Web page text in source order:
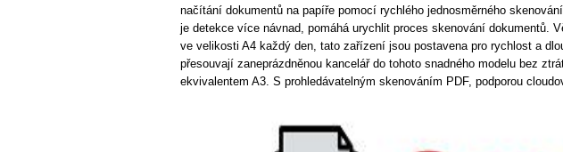
načítání dokumentů na papíře pomocí rychlého jednosměrného
je detekce více návnad, pomáhá urychlit proces skenování dokumentů.
ve velikosti A4 každý den, tato zařízení jsou postavena pro rychlost a
přesouvají zaneprázdněnou kancelář do tohoto snadného modelu bez
ekvivalentem A3. S prohledávatelným skenováním PDF, podporou